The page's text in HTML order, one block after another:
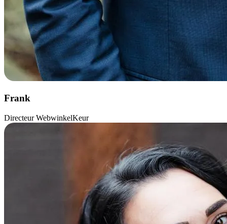
Frank
Directeur WebwinkelKeur